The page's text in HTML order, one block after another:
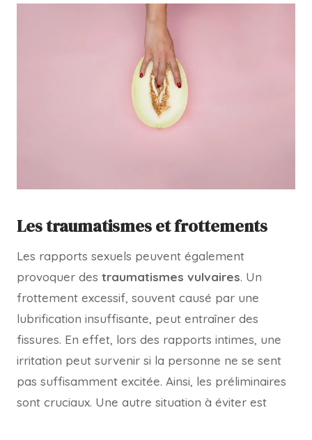
Les traumatismes et frottements
Les rapports sexuels peuvent également
provoquer des traumatismes vulvaires. Un
frottement excessif, souvent causé par une
lubrification insuffisante, peut entraîner des
fissures. En effet, lors des rapports intimes, une
irritation peut survenir si la personne ne se sent
pas suffisamment excitée. Ainsi, les préliminaires
sont cruciaux. Une autre situation à éviter est